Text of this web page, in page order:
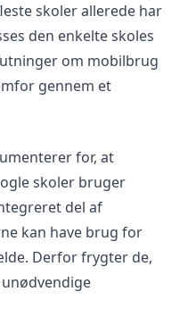
skoler allerede har
den enkelte skoles
om mobilbrug
gennem et
for, at
skoler bruger
del af
kan have brug for
Derfor frygter de,